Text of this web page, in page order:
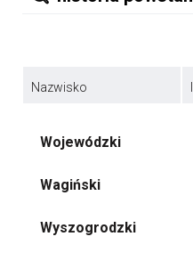
Nazwisko
Wojewódzki
Wagiński
Wyszogrodzki